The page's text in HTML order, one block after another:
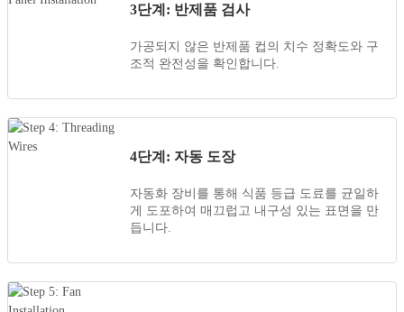
3단계: 반제품 검사
가공되지 않은 반제품 컵의 치수 정확도와 구
조적 완전성을 확인합니다.
4단계: 자동 도장
자동화 장비를 통해 식품 등급 도료를 균일하
게 도포하여 매끄럽고 내구성 있는 표면을 만
듭니다.